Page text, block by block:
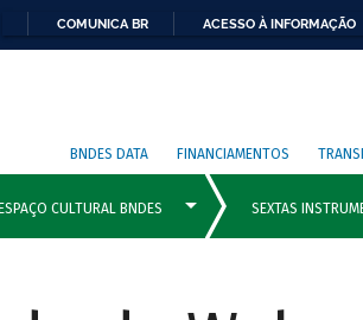
COMUNICA BR ACESSO À INFORMAÇÃO
BNDES DATA FINANCIAMENTOS